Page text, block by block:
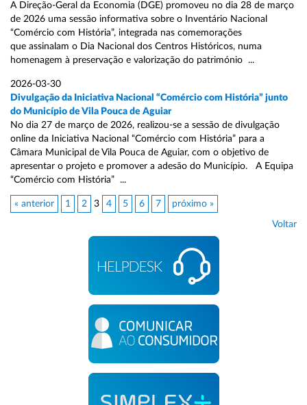
A Direção-Geral da Economia (DGE) promoveu no dia 28 de março
de 2026 uma sessão informativa sobre o Inventário Nacional
“Comércio com História”, integrada nas comemorações
que assinalam o Dia Nacional dos Centros Históricos, numa
homenagem à preservação e valorização do património ...
2026-03-30
Divulgação da Iniciativa Nacional “Comércio com História” junto
do Município de Vila Pouca de Aguiar
No dia 27 de março de 2026, realizou-se a sessão de divulgação
online da Iniciativa Nacional “Comércio com História” para a
Câmara Municipal de Vila Pouca de Aguiar, com o objetivo de
apresentar o projeto e promover a adesão do Município. A Equipa
“Comércio com História” ...
« anterior 1 2 3 4 5 6 7 próximo »
Voltar